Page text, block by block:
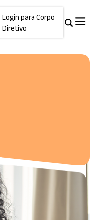
Login para Corpo
Diretivo
Cancelar